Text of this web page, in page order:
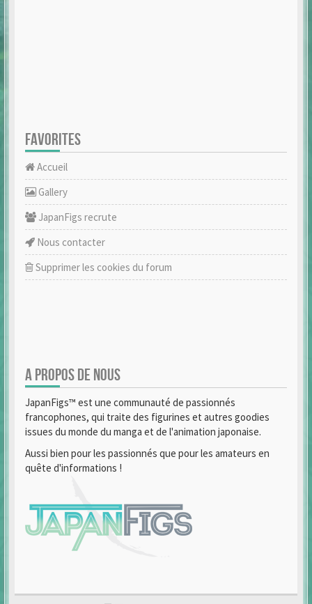
FAVORITES
Accueil
Gallery
JapanFigs recrute
Nous contacter
Supprimer les cookies du forum
A PROPOS DE NOUS
JapanFigs™ est une communauté de passionnés
francophones, qui traite des figurines et autres goodies
issues du monde du manga et de l'animation japonaise.
Aussi bien pour les passionnés que pour les amateurs en
quête d'informations !